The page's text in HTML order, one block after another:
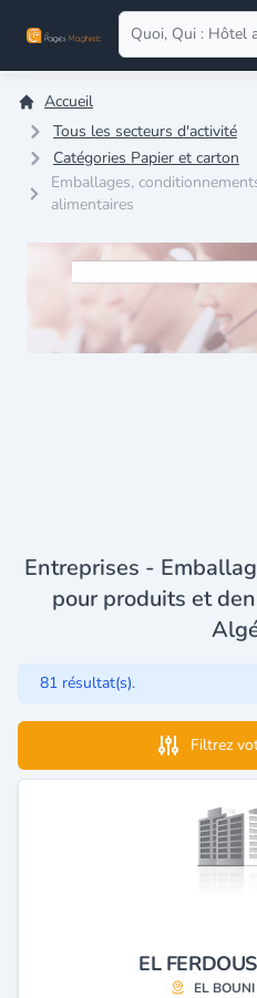
Accueil
Tous les secteurs d'activité
Catégories Papier et carton
Emballages,
alimentaires
Entreprises -
pour produits et
81 résultat(s).
Filtrez
EL
EL